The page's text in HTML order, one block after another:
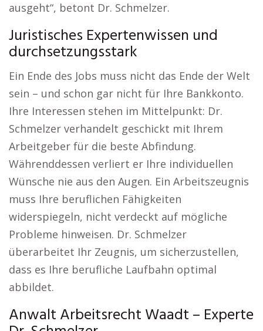
ausgeht“, betont Dr. Schmelzer.
Juristisches Expertenwissen und
durchsetzungsstark
Ein Ende des Jobs muss nicht das Ende der Welt
sein – und schon gar nicht für Ihre Bankkonto.
Ihre Interessen stehen im Mittelpunkt: Dr.
Schmelzer verhandelt geschickt mit Ihrem
Arbeitgeber für die beste Abfindung.
Währenddessen verliert er Ihre individuellen
Wünsche nie aus den Augen. Ein Arbeitszeugnis
muss Ihre beruflichen Fähigkeiten
widerspiegeln, nicht verdeckt auf mögliche
Probleme hinweisen. Dr. Schmelzer
überarbeitet Ihr Zeugnis, um sicherzustellen,
dass es Ihre berufliche Laufbahn optimal
abbildet.
Anwalt Arbeitsrecht Waadt – Experte